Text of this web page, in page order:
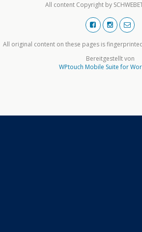
All content Copyright by
All original content on these pages is
Bereitgestellt von
WPtouch Mobile Suite for